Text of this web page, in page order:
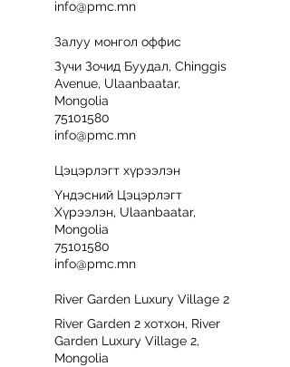
info@pmc.mn
Залуу монгол оффис
Зүчи Зочид Буудал, Chinggis
Avenue, Ulaanbaatar,
Mongolia
75101580
info@pmc.mn
Цэцэрлэгт хүрээлэн
Үндэсний Цэцэрлэгт
Хүрээлэн, Ulaanbaatar,
Mongolia
75101580
info@pmc.mn
River Garden Luxury Village 2
River Garden 2 хотхон, River
Garden Luxury Village 2,
Mongolia